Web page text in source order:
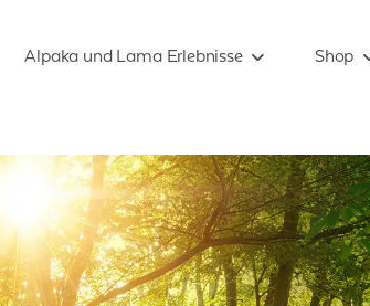
Alpaka und Lama Erlebnisse Shop